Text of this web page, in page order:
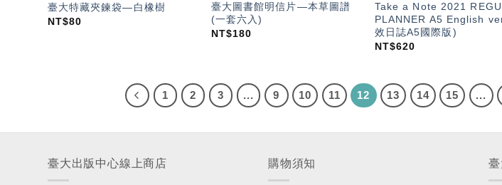
臺大特藏夾鍊袋—白橡樹
NT$80
臺大圖書館明信片—本草圖譜
(一套六入)
NT$180
Take a Note 2021
PLANNER A5 English
效日誌A5國際版)
NT$620
1 2 3 ... 9 10 11 12 13 14 15 ...
臺大出版中心線上商店 購物須知